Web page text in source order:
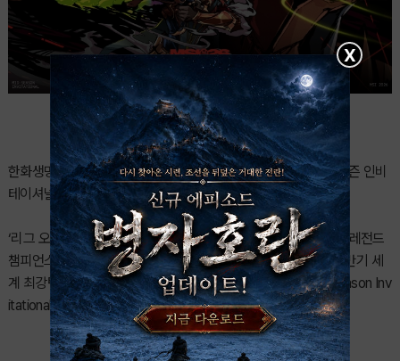
한화생명e스포츠와 T1이 LCK를 대표해 출전하는 2026 미드 시즌 인비
테이셔널이 대전에서 약 3주 간의 일정에 돌입한다.
‘리그 오브 레전드(LoL)’ 이스포츠의 한국 프로 리그인 리그 오브 레전드
챔피언스 코리아(LCK)를 주최하는 라이엇 게임즈가 2026년 전반기 세
계 최강팀을 가리는 국제 대회 ‘미드 시즌 인비테이셔널(Mid-Season Inv
itational, 이하 MSI)’의 세부 운영 계획을 발표했다.
X